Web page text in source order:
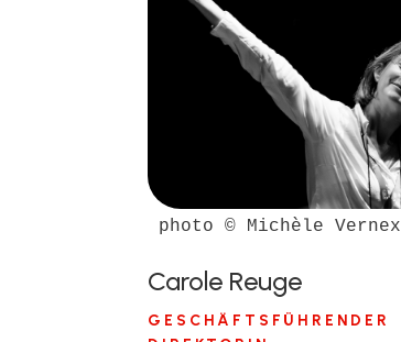
photo © Michèle Vernex
Carole Reuge
GESCHÄFTSFÜHRENDER